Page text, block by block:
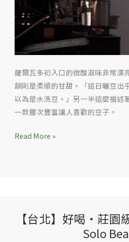
薩爾瓦多初入口的微酸滋味非常漂
韻則是柔順的甘甜。「這日曬豆出
以為是水洗豆。」另一半這麼描述
一款層次豐富讓人喜歡的豆子。
Read More »
【台北】好喝‧莊園
Solo
【台